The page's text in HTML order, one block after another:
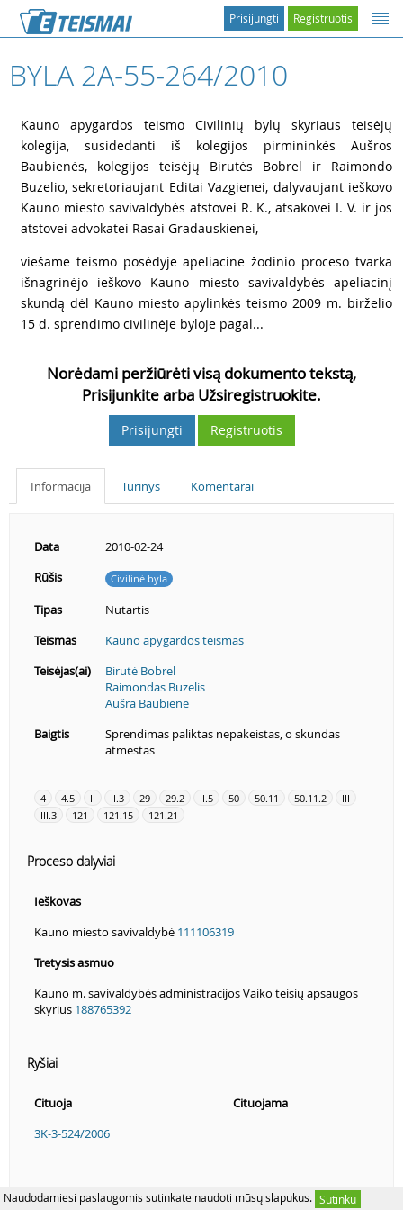
Naudodamiesi paslaugomis sutinkate naudoti mūsų slapukus. Sutinku
Registruotis
Prisijungti
BYLA 2A-55-264/2010
Kauno apygardos teismo Civilinių bylų skyriaus teisėjų
kolegija, susidedanti iš kolegijos pirmininkės Aušros
Baubienės, kolegijos teisėjų Birutės Bobrel ir Raimondo
Buzelio, sekretoriaujant Editai Vazgienei, dalyvaujant ieškovo
Kauno miesto savivaldybės atstovei R. K., atsakovei I. V. ir jos
atstovei advokatei Rasai Gradauskienei,
viešame teismo posėdyje apeliacine žodinio proceso tvarka
išnagrinėjo ieškovo Kauno miesto savivaldybės apeliacinį
skundą dėl Kauno miesto apylinkės teismo 2009 m. birželio
15 d. sprendimo civilinėje byloje pagal...
Norėdami peržiūrėti visą dokumento tekstą,
Prisijunkite arba Užsiregistruokite.
Prisijungti Registruotis
Informacija Turinys Komentarai
Data
2010-02-24
Rūšis
Civilinė byla
Tipas
Nutartis
Teismas
Kauno apygardos teismas
Teisėjas(ai)
Birutė Bobrel
Raimondas Buzelis
Aušra Baubienė
Baigtis
Sprendimas paliktas nepakeistas, o skundas
atmestas
4 4.5 II II.3 29 29.2 II.5 50 50.11 50.11.2
III
III.3
121 121.15 121.21
Proceso dalyviai
Ieškovas
Kauno miesto savivaldybė 111106319
Tretysis asmuo
Kauno m. savivaldybės administracijos Vaiko teisių apsaugos
skyrius 188765392
Ryšiai
Cituoja
Cituojama
3K-3-524/2006